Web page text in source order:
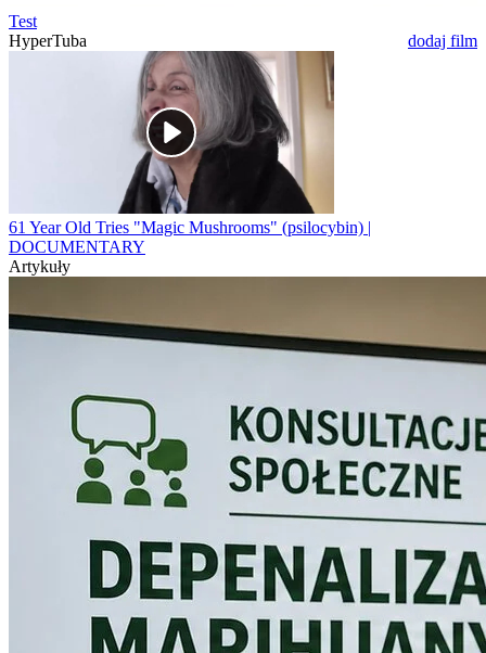
Test
HyperTuba
dodaj film
61 Year Old Tries "Magic Mushrooms" (psilocybin) |
DOCUMENTARY
Artykuły